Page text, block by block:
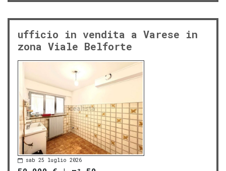
ufficio in vendita a Varese in
zona Viale Belforte
sab 25 luglio 2026